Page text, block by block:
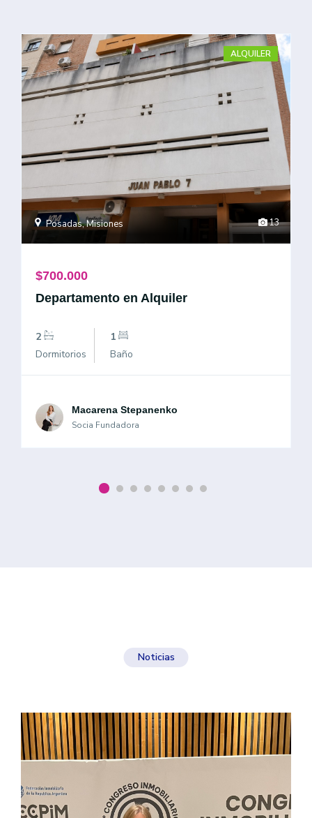
ALQUILER
Posadas, Misiones 13
$700.000
Departamento en Alquiler
2
Dormitorios
1
Baño
Macarena Stepanenko
Socia Fundadora
Noticias